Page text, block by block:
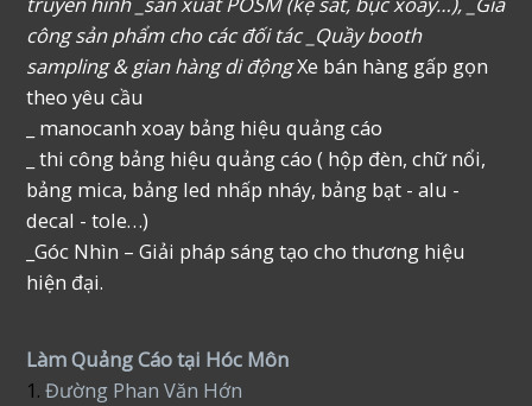
công sản phẩm cho các đối tác _Quầy booth
sampling & gian hàng di độngXe bán hàng gấp gọn
theo yêu cầu
_ manocanh xoay bảng hiệu quảng cáo
_ thi công bảng hiệu quảng cáo ( hộp đèn, chữ nổi,
bảng mica, bảng led nhấp nháy, bảng bạt - alu -
decal - tole…)
_Góc Nhìn – Giải pháp sáng tạo cho thương hiệu
hiện đại.
Làm Quảng Cáo tại Hóc Môn
1.Đường Phan Văn Hớn